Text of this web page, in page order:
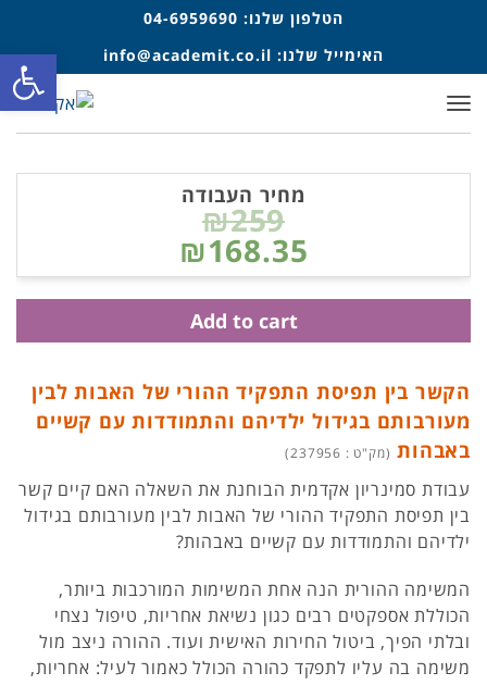
הטלפון שלנו: 04-6959690
האימייל שלנו: info@academit.co.il
תפריט
הקשר בין תפיסת התפקיד ההורי של האבות לבין
מעורבותם בגידול ילדיהם והתמודדות עם קשיים
באבהות (מק"ט : 237956)
עבודת סמינריון אקדמית הבוחנת את השאלה האם קיים קשר
בין תפיסת התפקיד ההורי של האבות לבין מעורבותם בגידול
ילדיהם והתמודדות עם קשיים באבהות?
המשימה ההורית הנה אחת המשימות המורכבות ביותר,
הכוללת אספקטים רבים כגון נשיאת אחריות, טיפול נצחי
ובלתי הפיך, ביטול החירות האישית ועוד. ההורה ניצב מול
משימה בה עליו לתפקד כהורה הכולל כאמור לעיל: אחריות,
מחיר העבודה
₪259
₪168.35
Add to cart
פתח